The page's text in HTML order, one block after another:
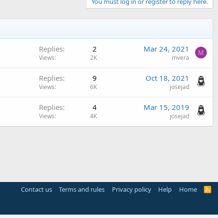
Replies 2
Views 2K
Mar 24, 2021
mvera
M
Replies 9
Views 6K
Oct 18, 2021
josejad
Replies 4
Views 4K
Mar 15, 2019
josejad
Contact us Terms and rules Privacy policy Help Home
R